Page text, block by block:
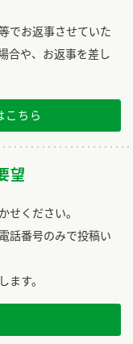
でお返事させていた
合や、お返事を差し
こちら
望
せください。
話番号のみで投稿い
ます。